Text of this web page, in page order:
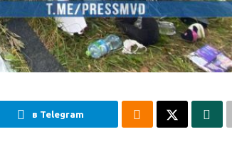
в Telegram